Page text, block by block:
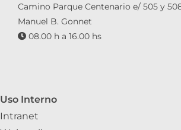
Camino Parque Centenario e/ 505 y
Manuel B. Gonnet
08.00 h a 16.00 hs
Uso Interno
Intranet